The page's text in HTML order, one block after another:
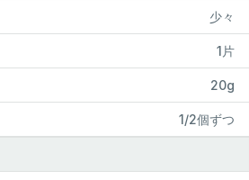
少々
1片
20g
1/2個ずつ